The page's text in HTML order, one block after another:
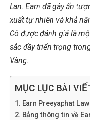
Lan. Earn đã gây ấn
xuất tự nhiên và khả
Cô được đánh giá là
sắc đầy triển trọng
Vàng.
MỤC LỤC BÀI
Earn Preeyaphat
Bảng thông tin về